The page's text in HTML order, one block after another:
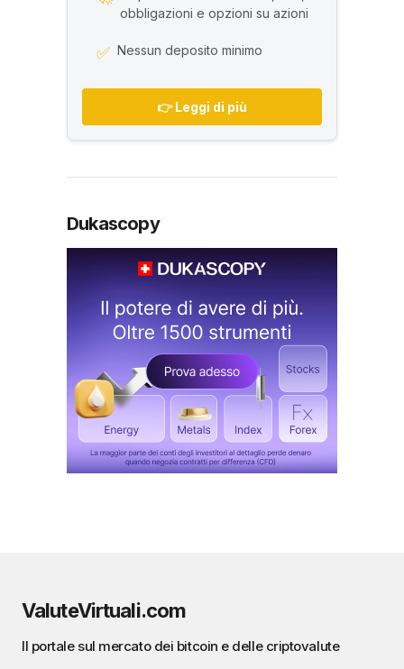
obbligazioni e opzioni su azioni
✅ Nessun deposito minimo
👉 Leggi di più
Dukascopy
ValuteVirtuali.com
Il portale sul mercato dei bitcoin e delle criptovalute